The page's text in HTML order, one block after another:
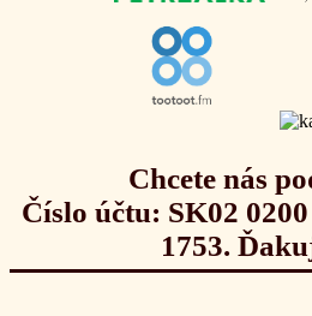
Chcete nás
Číslo účtu: SK02
1753.